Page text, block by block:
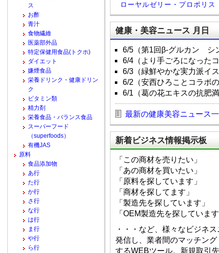
ローヤルゼリー・プロポリス
健康・美容ニュース 月日
6/5（第1回β-グルカン シ
6/4（より手ごろになった
6/3（緑鮮やかな実力派イ
6/2（安西ひろことコラボ
6/1（葛の花エキスの抗肥
最新の健康美容ニュース
新着ビジネス情報掲示板
「この商材を売りたい」
「あの商材を買いたい」
「原料を探しています」
「商材を探してます」
「製造先を探しています」
「OEM製造先を探していま
・・・など、様々なビジネ
発信し、業者間のマッチン
するWEBツール。新規取引
ス
お酢
青汁
食物繊維
医薬部外品
特定保健用食品(トクホ)
ダイエット
嫌煙食品
栄養ドリンク・健康ドリン
ク
ビタミン類
精力剤
栄養食品・バランス食品
スーパーフード
（superfoods）
有機JAS
原料
食品添加物
あ行
た行
か行
さ行
な行
は行
ま行
や行
ら行